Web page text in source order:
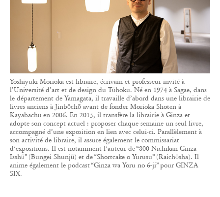
Yoshiyuki Morioka est libraire, écrivain et professeur invité à
l’Université d’art et de design du Tōhoku. Né en 1974 à Sagae, dans
le département de Yamagata, il travaille d’abord dans une librairie de
livres anciens à Jinbōchō avant de fonder Morioka Shoten à
Kayabachō en 2006. En 2015, il transfère la librairie à Ginza et
adopte son concept actuel : proposer chaque semaine un seul livre,
accompagné d’une exposition en lien avec celui-ci. Parallèlement à
son activité de libraire, il assure également le commissariat
d’expositions. Il est notamment l’auteur de “800 Nichikan Ginza
Isshū” (Bungei Shunjū) et de “Shortcake o Yurusu” (Raichōsha). Il
anime également le podcast “Ginza wa Yoru no 6-ji” pour GINZA
SIX.